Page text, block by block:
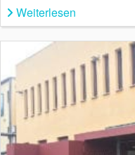
Weiterlesen